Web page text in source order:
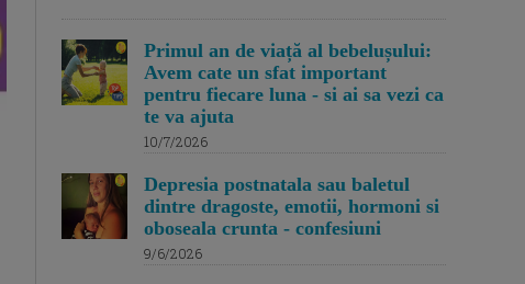
Primul an de viață al bebelușului:
Avem cate un sfat important
pentru fiecare luna - si ai sa vezi ca
te va ajuta
10/7/2026
Depresia postnatala sau baletul
dintre dragoste, emotii, hormoni si
oboseala crunta - confesiuni
9/6/2026